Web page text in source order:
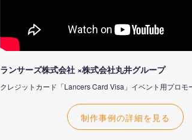
ランサーズ株式会社 ×株式会社丸井グループ
クレジットカード「Lancers Card Visa」イベント用プロモ
制作事例の詳細を見る